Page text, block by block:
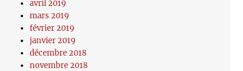
avril 2019
mars 2019
février 2019
janvier 2019
décembre 2018
novembre 2018